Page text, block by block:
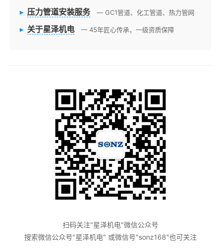
▸ 压力管道安装服务 — GC1管道、化工管道、热力管网
▸ 关于星泽机电 — 45年匠心传承，一级资质保障
扫码关注"星泽机电"微信公众号
搜索微信公众号"星泽机电" 或微信号"sonz168"也可关注